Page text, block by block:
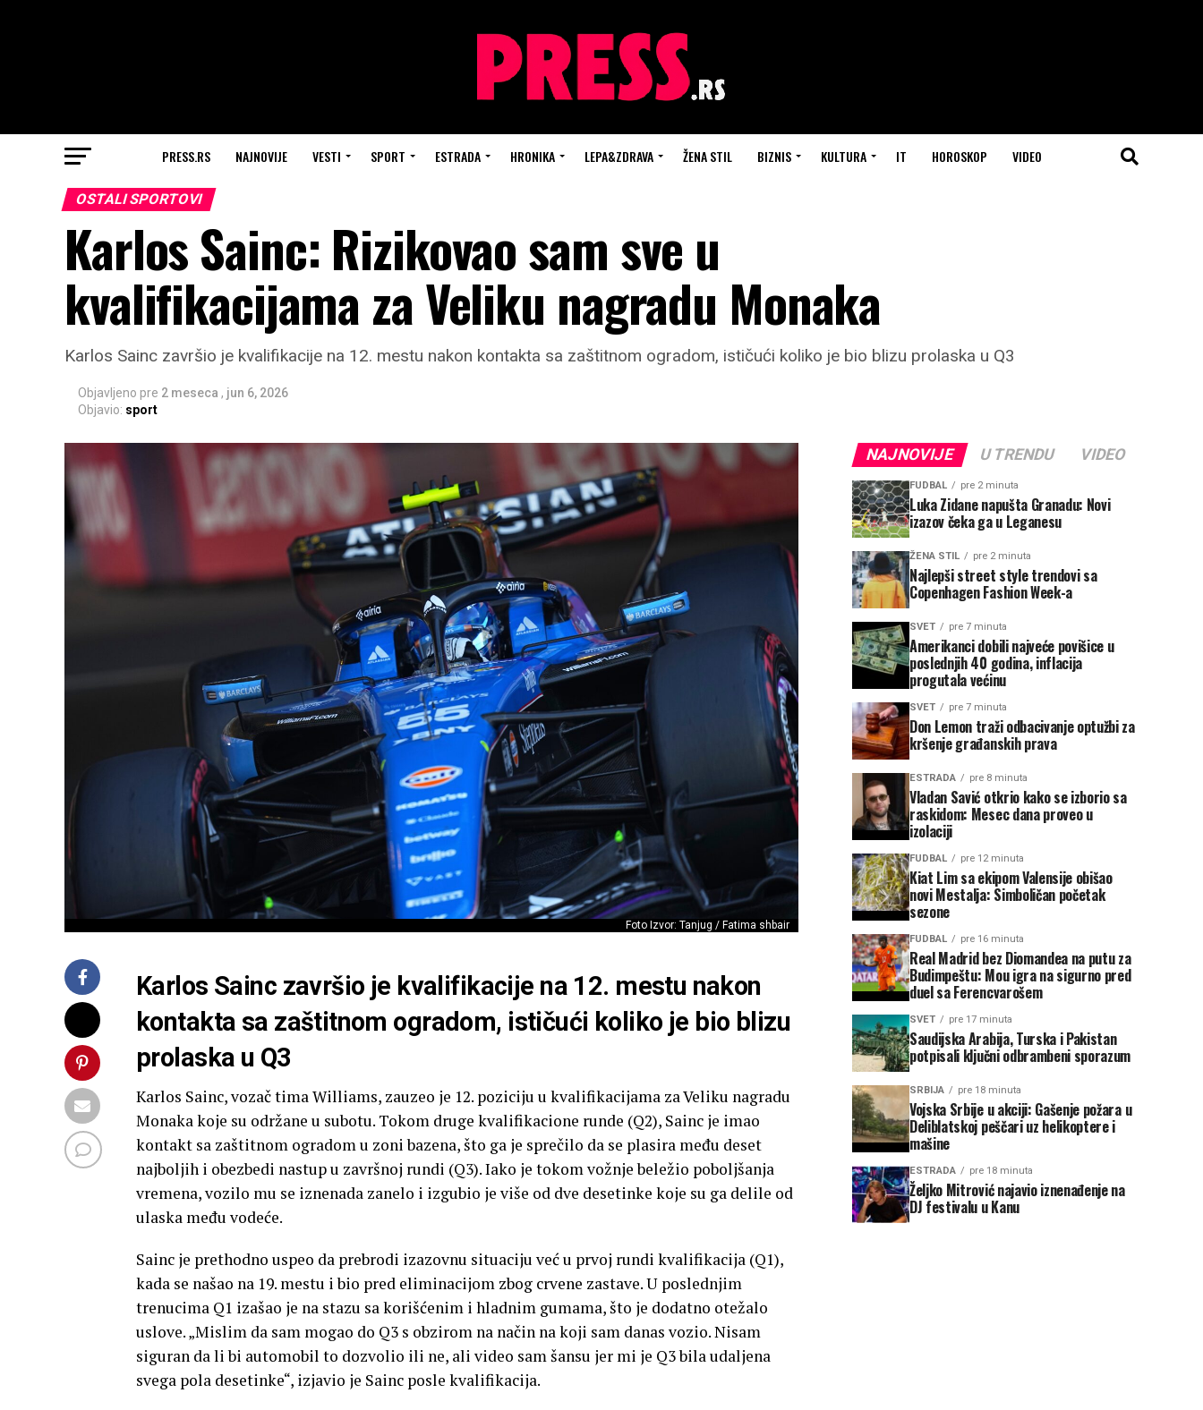
PRESS.RS NAJNOVIJE VESTI SPORT ESTRADA HRONIKA LEPA&ZDRAVA ŽENA STIL BIZNIS KULTURA IT HOROSKOP VIDEO
OSTALI SPORTOVI
Karlos Sainc: Rizikovao sam sve u
kvalifikacijama za Veliku nagradu Monaka
Karlos Sainc završio je kvalifikacije na 12. mestu nakon kontakta sa zaštitnom ogradom, ističući koliko je bio blizu prolaska u Q3
Objavljeno pre 2 meseca , jun 6, 2026
Objavio: sport
Foto Izvor: Tanjug / Fatima shbair
Karlos Sainc završio je kvalifikacije na 12. mestu nakon
kontakta sa zaštitnom ogradom, ističući koliko je bio blizu
prolaska u Q3
Karlos Sainc, vozač tima Williams, zauzeo je 12. poziciju u kvalifikacijama za Veliku nagradu
Monaka koje su održane u subotu. Tokom druge kvalifikacione runde (Q2), Sainc je imao
kontakt sa zaštitnom ogradom u zoni bazena, što ga je sprečilo da se plasira među deset
najboljih i obezbedi nastup u završnoj rundi (Q3). Iako je tokom vožnje beležio poboljšanja
vremena, vozilo mu se iznenada zanelo i izgubio je više od dve desetinke koje su ga delile od
ulaska među vodeće.
Sainc je prethodno uspeo da prebrodi izazovnu situaciju već u prvoj rundi kvalifikacija (Q1),
kada se našao na 19. mestu i bio pred eliminacijom zbog crvene zastave. U poslednjim
trenucima Q1 izašao je na stazu sa korišćenim i hladnim gumama, što je dodatno otežalo
uslove. „Mislim da sam mogao do Q3 s obzirom na način na koji sam danas vozio. Nisam
siguran da li bi automobil to dozvolio ili ne, ali video sam šansu jer mi je Q3 bila udaljena
svega pola desetinke“, izjavio je Sainc posle kvalifikacija.
NAJNOVIJE U TRENDU VIDEO
FUDBAL pre 2 minuta
Luka Zidane napušta Granadu: Novi
izazov čeka ga u Leganesu
ŽENA STIL pre 2 minuta
Najlepši street style trendovi sa
Copenhagen Fashion Week-a
SVET pre 7 minuta
Amerikanci dobili najveće povišice u
poslednjih 40 godina, inflacija
progutala većinu
SVET pre 7 minuta
Don Lemon traži odbacivanje optužbi za
kršenje građanskih prava
ESTRADA pre 8 minuta
Vladan Savić otkrio kako se izborio sa
raskidom: Mesec dana proveo u
izolaciji
FUDBAL pre 12 minuta
Kiat Lim sa ekipom Valensije obišao
novi Mestalja: Simboličan početak
sezone
FUDBAL pre 16 minuta
Real Madrid bez Diomandea na putu za
Budimpeštu: Mou igra na sigurno pred
duel sa Ferencvarošem
SVET pre 17 minuta
Saudijska Arabija, Turska i Pakistan
potpisali ključni odbrambeni sporazum
SRBIJA pre 18 minuta
Vojska Srbije u akciji: Gašenje požara u
Deliblatskoj peščari uz helikoptere i
mašine
ESTRADA pre 18 minuta
Željko Mitrović najavio iznenađenje na
DJ festivalu u Kanu